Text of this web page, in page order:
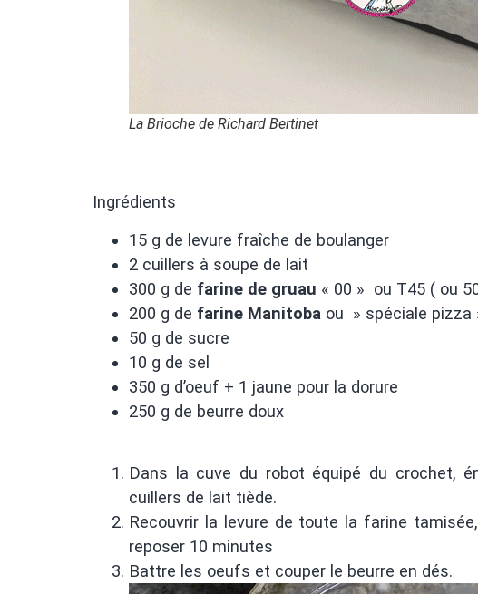
La Brioche de Richard Bertinet
Ingrédients
15 g de levure fraîche de boulanger
2 cuillers à soupe de lait
300 g de farine de gruau « 00 » ou T45 ( ou
200 g de farine Manitoba ou » spéciale pizza
50 g de sucre
10 g de sel
350 g d’oeuf + 1 jaune pour la dorure
250 g de beurre doux
Dans la cuve du robot équipé du crochet,
cuillers de lait tiède.
Recouvrir la levure de toute la farine
reposer 10 minutes
Battre les oeufs et couper le beurre en dés.